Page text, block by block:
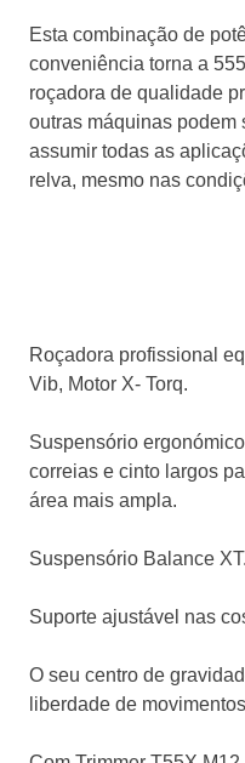
Esta combinação de
conveniência torna a
roçadora de qualidade
outras máquinas podem
assumir todas as
relva, mesmo nas
Roçadora profissional
Vib, Motor X- Torq.
Suspensório
correias e cinto largos
área mais ampla.
Suspensório Balance XT.
Suporte ajustável nas
O seu centro de
liberdade de